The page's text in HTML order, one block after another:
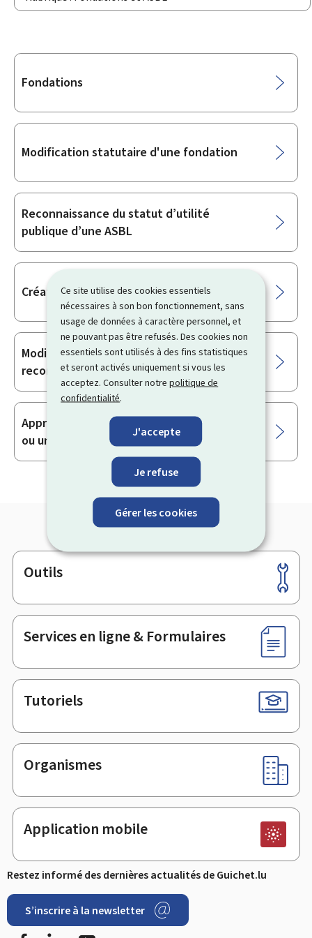
Ce site utilise des cookies essentiels
nécessaires à son bon fonctionnement, sans
usage de données à caractère personnel, et
ne pouvant pas être refusés. Des cookies non
essentiels sont utilisés à des fins statistiques
et seront activés uniquement si vous les
acceptez. Consulter notrepolitique de
confidentialité.
J'accepte
Je refuse
Gérer les cookies
Sous-
Fondations
Modification statutaire d'une fondation
Reconnaissance du statut d’utilité
publique d’une ASBL
Création d’une fondation
Modification des statuts d'une ASBL
reconnue d'utilité publique
Approbation de dons et de legs à une ASBL
ou une fondation
Pied
de
page
Outils
Services en ligne & Formulaires
Tutoriels
Organismes
Application mobile
Restez informé des dernières actualités de Guichet.lu
S’inscrire à la newsletter
FacebookLinkedIn